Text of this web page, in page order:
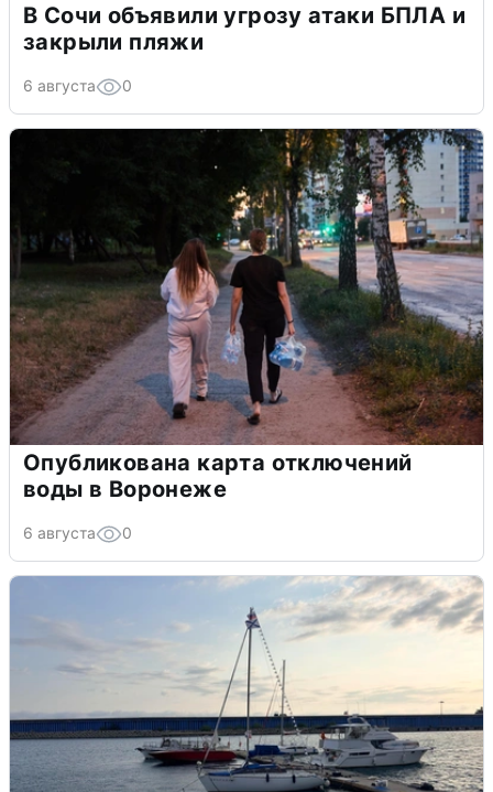
В Сочи объявили угрозу атаки БПЛА и
закрыли пляжи
6 августа 0
Опубликована карта отключений
воды в Воронеже
6 августа 0